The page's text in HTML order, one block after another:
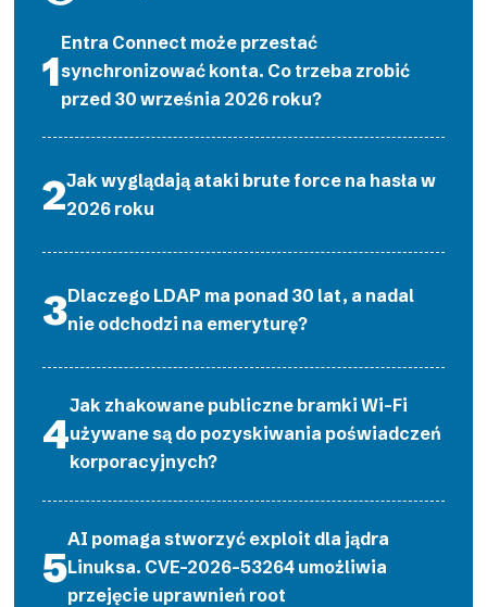
Entra Connect może przestać
synchronizować konta. Co trzeba zrobić
przed 30 września 2026 roku?
Jak wyglądają ataki brute force na hasła w
2026 roku
Dlaczego LDAP ma ponad 30 lat, a nadal
nie odchodzi na emeryturę?
Jak zhakowane publiczne bramki Wi-Fi
używane są do pozyskiwania poświadczeń
korporacyjnych?
AI pomaga stworzyć exploit dla jądra
Linuksa. CVE-2026-53264 umożliwia
przejęcie uprawnień root